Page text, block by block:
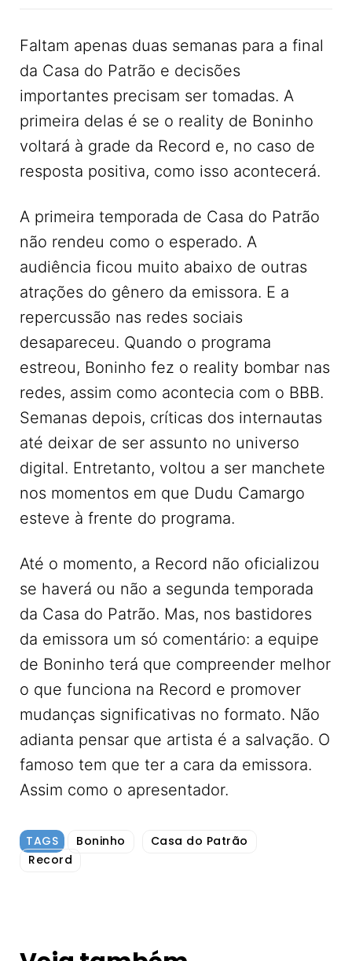
Faltam apenas duas semanas para a final
da Casa do Patrão e decisões
importantes precisam ser tomadas. A
primeira delas é se o reality de Boninho
voltará à grade da Record e, no caso de
resposta positiva, como isso acontecerá.
A primeira temporada de Casa do Patrão
não rendeu como o esperado. A
audiência ficou muito abaixo de outras
atrações do gênero da emissora. E a
repercussão nas redes sociais
desapareceu. Quando o programa
estreou, Boninho fez o reality bombar nas
redes, assim como acontecia com o BBB.
Semanas depois, críticas dos internautas
até deixar de ser assunto no universo
digital. Entretanto, voltou a ser manchete
nos momentos em que Dudu Camargo
esteve à frente do programa.
Até o momento, a Record não oficializou
se haverá ou não a segunda temporada
da Casa do Patrão. Mas, nos bastidores
da emissora um só comentário: a equipe
de Boninho terá que compreender melhor
o que funciona na Record e promover
mudanças significativas no formato. Não
adianta pensar que artista é a salvação. O
famoso tem que ter a cara da emissora.
Assim como o apresentador.
TAGS Boninho
Casa do Patrão
Record